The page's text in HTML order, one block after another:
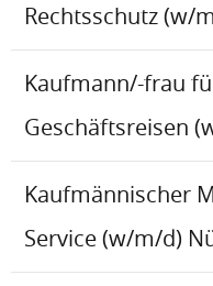
Rechtsschutz (w/
Kaufmann/-frau
Geschäftsreisen
Kaufmännischer
Service (w/m/d)